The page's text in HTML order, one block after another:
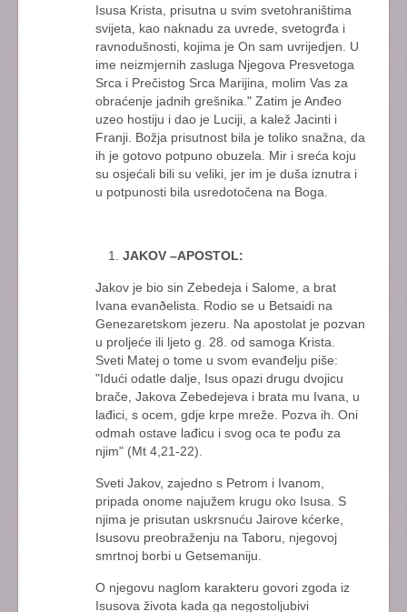
Isusa Krista, prisutna u svim svetohraništima
svijeta, kao naknadu za uvrede, svetogrđa i
ravnodušnosti, kojima je On sam uvrijedjen. U
ime neizmjernih zasluga Njegova Presvetoga
Srca i Prečistog Srca Marijina, molim Vas za
obraćenje jadnih grešnika." Zatim je Anđeo
uzeo hostiju i dao je Luciji, a kalež Jacinti i
Franji. Božja prisutnost bila je toliko snažna, da
ih je gotovo potpuno obuzela. Mir i sreća koju
su osjećali bili su veliki, jer im je duša iznutra i
u potpunosti bila usredotočena na Boga.
JAKOV –APOSTOL:
Jakov je bio sin Zebedeja i Salome, a brat
Ivana evanðelista. Rodio se u Betsaidi na
Genezaretskom jezeru. Na apostolat je pozvan
u proljeće ili ljeto g. 28. od samoga Krista.
Sveti Matej o tome u svom evanđelju piše:
"Idući odatle dalje, Isus opazi drugu dvojicu
brače, Jakova Zebedejeva i brata mu Ivana, u
lađici, s ocem, gdje krpe mreže. Pozva ih. Oni
odmah ostave lađicu i svog oca te pođu za
njim" (Mt 4,21-22).
Sveti Jakov, zajedno s Petrom i Ivanom,
pripada onome najužem krugu oko Isusa. S
njima je prisutan uskrsnuću Jairove kćerke,
Isusovu preobraženju na Taboru, njegovoj
smrtnoj borbi u Getsemaniju.
O njegovu naglom karakteru govori zgoda iz
Isusova života kada ga negostoljubivi